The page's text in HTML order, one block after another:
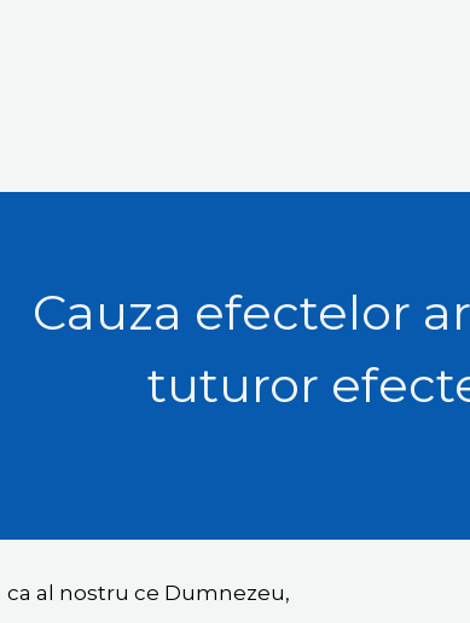
Cauza efectelor
tuturor
al nostru ce Dumnezeu,